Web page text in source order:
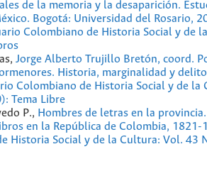
de la memoria y la desaparición.
Bogotá: Universidad del Rosario,
Colombiano de Historia Social y de
Jorge Alberto Trujillo Bretón, coord.
Historia, marginalidad y
Colombiano de Historia Social y de la
Tema Libre
P., Hombres de letras en la
en la República de Colombia,
Historia Social y de la Cultura: Vol. 43